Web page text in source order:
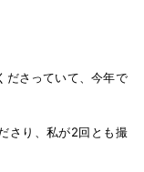
ださっていて、今年で
さり、私が2回とも撮